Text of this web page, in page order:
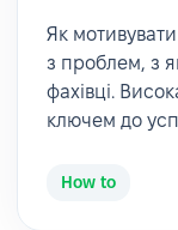
Як
з проблем, з
фахівці.
ключем до
How to